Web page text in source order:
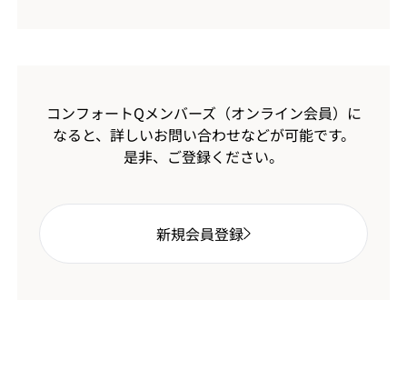
コンフォートQメンバーズ（オンライン会員）に
なると、 詳しいお問い合わせなどが可能です。
是非、ご登録ください。
新規会員登録